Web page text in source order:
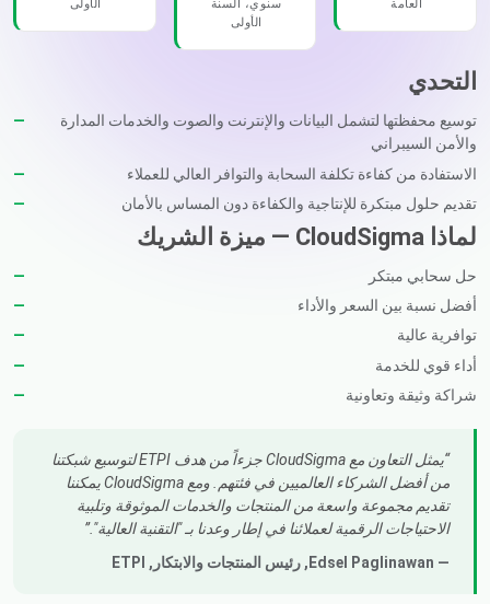
العامة
سنوي، السنة
الأولى
الأولى
التحدي
توسيع محفظتها لتشمل البيانات والإنترنت والصوت والخدمات المدارة
والأمن السيبراني
الاستفادة من كفاءة تكلفة السحابة والتوافر العالي للعملاء
تقديم حلول مبتكرة للإنتاجية والكفاءة دون المساس بالأمان
لماذا CloudSigma — ميزة الشريك
حل سحابي مبتكر
أفضل نسبة بين السعر والأداء
توافرية عالية
أداء قوي للخدمة
شراكة وثيقة وتعاونية
يمثل التعاون مع CloudSigma جزءاً من هدف ETPI لتوسيع شبكتنا
من أفضل الشركاء العالميين في فئتهم. ومع CloudSigma يمكننا
تقديم مجموعة واسعة من المنتجات والخدمات الموثوقة وتلبية
الاحتياجات الرقمية لعملائنا في إطار وعدنا بـ "التقنية العالية".
— Edsel Paglinawan,
رئيس المنتجات والابتكار , ETPI